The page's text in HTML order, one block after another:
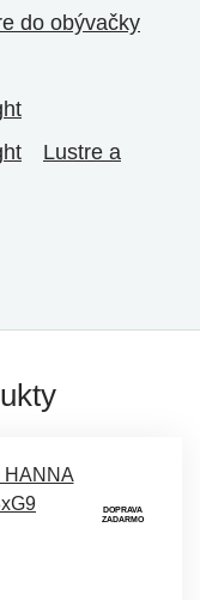
do obývačky
Lustre a
DOPRAVA
ZADARMO